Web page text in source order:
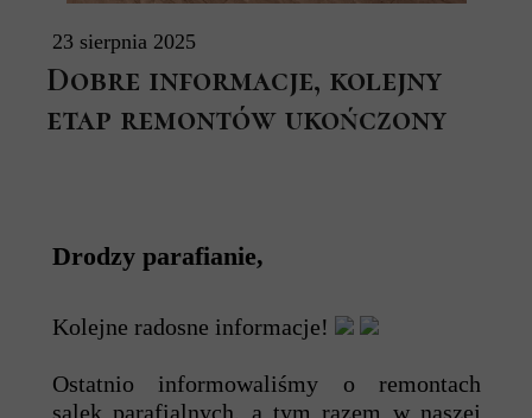
23 sierpnia 2025
Dobre informacje, kolejny
etap remontów ukończony
Drodzy parafianie,
Kolejne radosne informacje!
Ostatnio informowaliśmy o remontach
salek parafialnych, a tym razem w naszej